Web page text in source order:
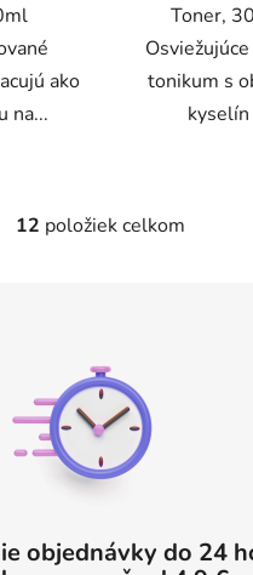
ako
na...
Toner,
tonikum s
kyselín
O
a
c
i
e
p
k
12 položiek celkom
objednávky do 24